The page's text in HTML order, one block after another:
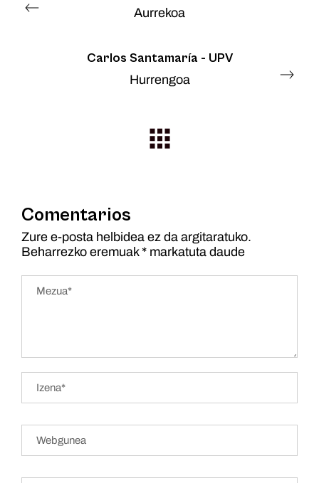
Aurrekoa
Carlos Santamaría - UPV
Hurrengoa
Comentarios
Zure e-posta helbidea ez da argitaratuko.
Beharrezko eremuak * markatuta daude